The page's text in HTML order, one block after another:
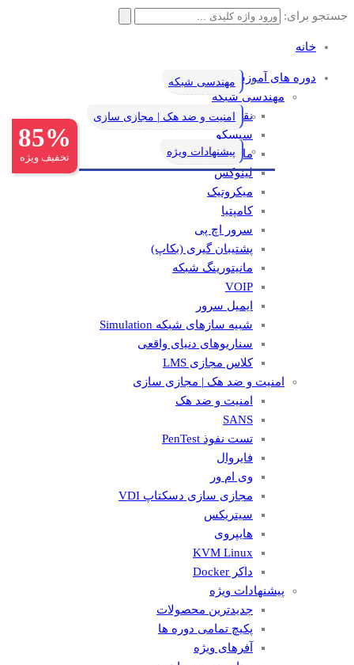
جستجو برای:
خانه
دوره های آموزشی
مهندسی شبکه
نقشه راه یادگیری شبکه
سیسکو
مایکروسافت
لینوکس
میکروتیک
کامپتیا
سرور اچ پی
پشتیبان گیری (بکاپ)
مانيتورينگ شبکه
VOIP
ایمیل سرور
شبیه سازهای شبکه Simulation
سناریوهای دنیای واقعی
کلاس مجازی LMS
امنیت و ضد هک | مجازی سازی
امنیت و ضد هک
SANS
تست نفوذ PenTest
فایروال
وی ام ور
مجازی سازی دسکتاپ VDI
سیتریکس
هایپروی
KVM Linux
داکر Docker
پیشنهادات ویژه
جدیدترین محصولات
پکیچ تمامی دوره ها
آفرهای ویژه
مهندسی شبکه
امنیت و ضد هک | مجازی سازی
پیشنهادات ویژه 85%
تخفیف ویژه